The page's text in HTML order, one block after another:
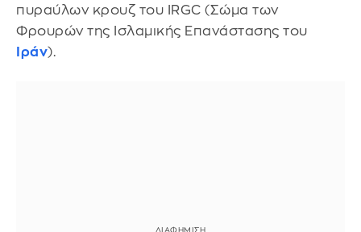
πυραύλων κρουζ του IRGC (Σώμα των
Φρουρών της Ισλαμικής Επανάστασης του
Ιράν).